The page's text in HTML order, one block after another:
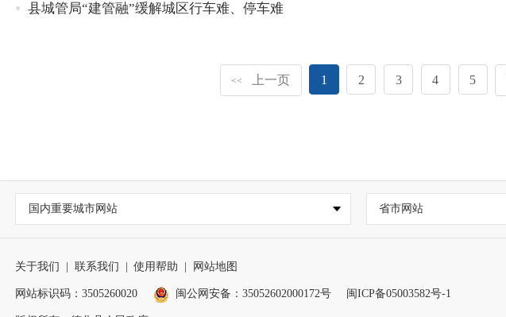
县城管局“建管融”缓解城区行车难、停车难
<< 上一页 1 2 3 4 5
国内重要城市网站 省市网站
关于我们 联系我们 使用帮助 网站地图
网站标识码：3505260020 闽公网安备：35052602000172号 闽ICP备05003582号-1